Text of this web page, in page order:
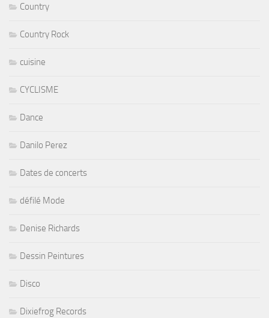
Country
Country Rock
cuisine
CYCLISME
Dance
Danilo Perez
Dates de concerts
défilé Mode
Denise Richards
Dessin Peintures
Disco
Dixiefrog Records